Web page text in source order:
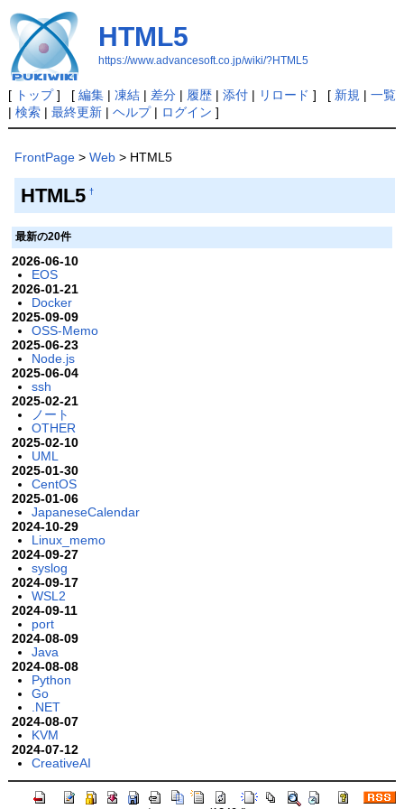
HTML5
https://www.advancesoft.co.jp/wiki/?HTML5
[ トップ] [ 編集| 凍結| 差分| 履歴| 添付| リロード ] [ 新規 | 一覧
| 検索| 最終更新| ヘルプ| ログイン ]
FrontPage >Web > HTML5
HTML5 †
最新の20件
2026-06-10
EOS
2026-01-21
Docker
2025-09-09
OSS-Memo
2025-06-23
Node.js
2025-06-04
ssh
2025-02-21
ノート
OTHER
2025-02-10
UML
2025-01-30
CentOS
2025-01-06
JapaneseCalendar
2024-10-29
Linux_memo
2024-09-27
syslog
2024-09-17
WSL2
2024-09-11
port
2024-08-09
Java
2024-08-08
Python
Go
.NET
2024-08-07
KVM
2024-07-12
CreativeAI